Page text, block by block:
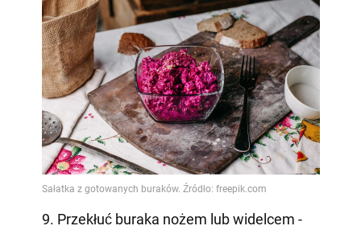
9. Przekłuć buraka nożem lub widelcem -